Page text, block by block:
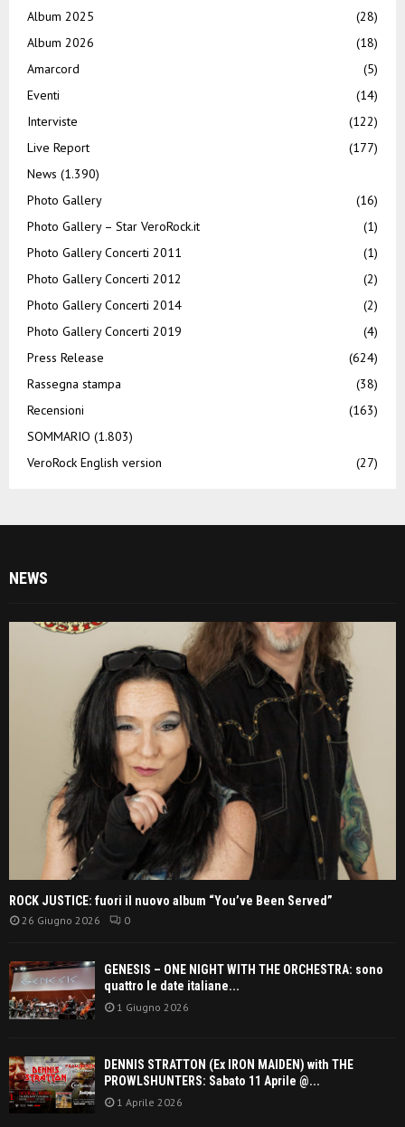
Album 2025
(28)
Album 2026
(18)
Amarcord
(5)
Eventi
(14)
Interviste
(122)
Live Report
(177)
News (1.390)
Photo Gallery
(16)
Photo Gallery – Star VeroRock.it
(1)
Photo Gallery Concerti 2011
(1)
Photo Gallery Concerti 2012
(2)
Photo Gallery Concerti 2014
(2)
Photo Gallery Concerti 2019
(4)
Press Release
(624)
Rassegna stampa
(38)
Recensioni
(163)
SOMMARIO (1.803)
VeroRock English version
(27)
NEWS
ROCK JUSTICE: fuori il nuovo album “You’ve Been Served”
26 Giugno 2026 0
GENESIS – ONE NIGHT WITH THE ORCHESTRA: sono
quattro le date italiane...
1 Giugno 2026
DENNIS STRATTON (Ex IRON MAIDEN) with THE
PROWLSHUNTERS: Sabato 11 Aprile @...
1 Aprile 2026